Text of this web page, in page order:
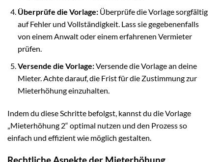
Überprüfe die Vorlage:Überprüfe die Vorlage sorgfältig
auf Fehler und Vollständigkeit. Lass sie gegebenenfalls
von einem Anwalt oder einem erfahrenen Vermieter
prüfen.
Versende die Vorlage:Versende die Vorlage an deine
Mieter. Achte darauf, die Frist für die Zustimmung zur
Mieterhöhung einzuhalten.
Indem du diese Schritte befolgst, kannst du die Vorlage
„Mieterhöhung 2“ optimal nutzen und den Prozess so
einfach und effizient wie möglich gestalten.
Rechtliche Aspekte der Mieterhöhung